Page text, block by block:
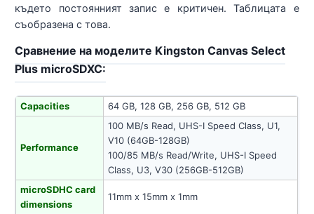
където постоянният запис е критичен. Таблицата е
съобразена с това.
Сравнение на моделите Kingston Canvas Select
Plus microSDXC:
Capacities 64 GB, 128 GB, 256 GB, 512 GB
Performance
100 MB/s Read, UHS-I Speed Class, U1,
V10 (64GB-128GB)
100/85 MB/s Read/Write, UHS-I Speed
Class, U3, V30 (256GB-512GB)
microSDHC card
dimensions
11mm x 15mm x 1mm